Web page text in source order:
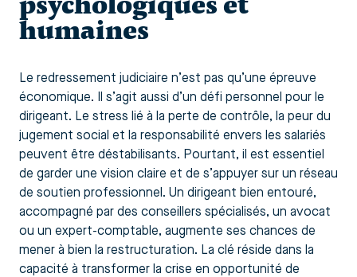
humaines
Le redressement judiciaire n’est pas qu’une épreuve
économique. Il s’agit aussi d’un défi personnel pour le
dirigeant. Le stress lié à la perte de contrôle, la peur du
jugement social et la responsabilité envers les salariés
peuvent être déstabilisants. Pourtant, il est essentiel
de garder une vision claire et de s’appuyer sur un réseau
de soutien professionnel. Un dirigeant bien entouré,
accompagné par des conseillers spécialisés, un avocat
ou un expert-comptable, augmente ses chances de
mener à bien la restructuration. La clé réside dans la
capacité à transformer la crise en opportunité de